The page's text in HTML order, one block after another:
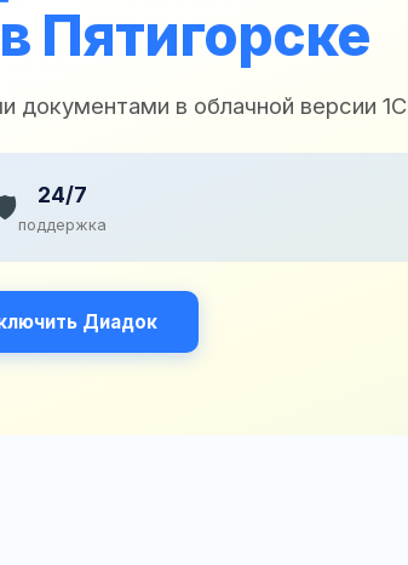
Пятигорске
документами в облачной версии 1С
24/7
поддержка
Диадок